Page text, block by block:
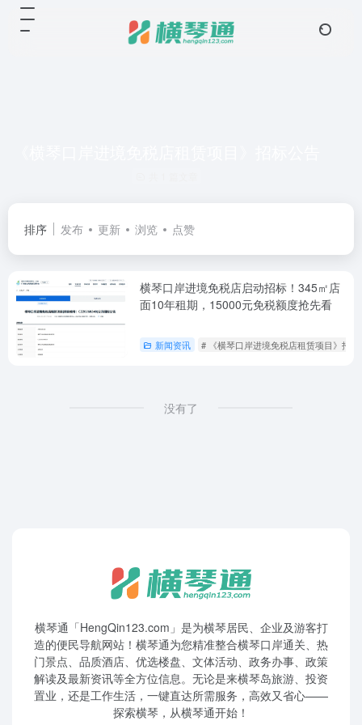
排序 发布 更新 浏览 点赞
横琴口岸进境免税店启动招标！345㎡店
面10年租期，15000元免税额度抢先看
新闻资讯 # 《横琴口岸进境免税店租赁项目》招标
没有了
横琴通「HengQin123.com」是为横琴居民、企业及游客打
造的便民导航网站！横琴通为您精准整合横琴口岸通关、热
门景点、品质酒店、优选楼盘、文体活动、政务办事、政策
解读及最新资讯等全方位信息。无论是来横琴岛旅游、投资
置业，还是工作生活，一键直达所需服务，高效又省心——
探索横琴，从横琴通开始！